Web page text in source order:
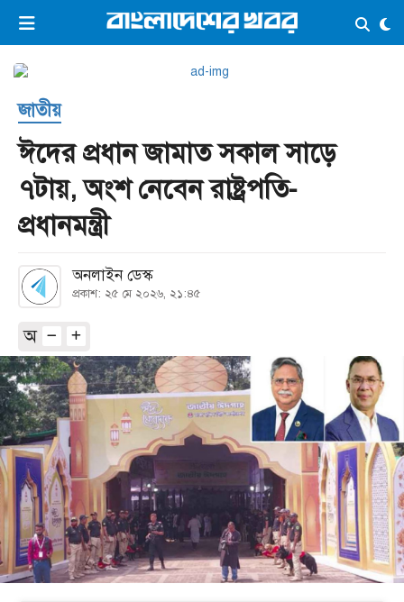
ভিডিও ই-পেপার লগইন ×
প্রচ্ছদ
সর্বশেষ
সব বিভাগ
কনভার্টার
জাতীয়
‎ঈদের প্রধান জামাত সকাল সাড়ে
৭টায়, অংশ নেবেন রাষ্ট্রপতি-
প্রধানমন্ত্রী ‎
অনলাইন ডেস্ক
প্রকাশ: ২৫ মে ২০২৬, ২১:৪৫
অ